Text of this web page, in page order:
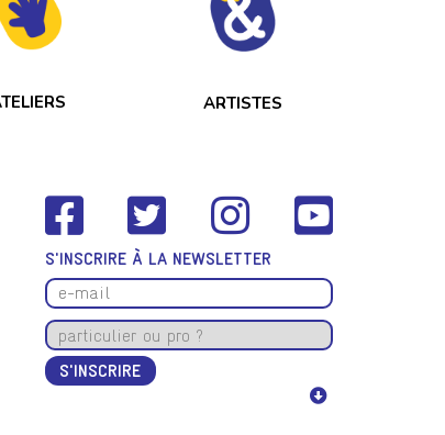
ARTISTES
S'INSCRIRE À LA NEWSLETTER
S'INSCRIRE